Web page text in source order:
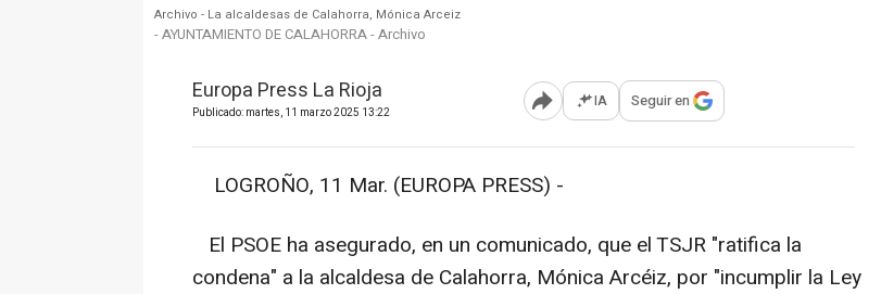
Archivo - La alcaldesas de Calahorra, Mónica Arceiz
- AYUNTAMIENTO DE CALAHORRA - Archivo
Europa Press La Rioja
Publicado: martes, 11 marzo 2025 13:22 Abrir opciones para compartir
IA Seguir en
LOGROÑO, 11 Mar. (EUROPA PRESS) -
El PSOE ha asegurado, en un comunicado, que el TSJR "ratifica la
condena" a la alcaldesa de Calahorra, Mónica Arcéiz, por "incumplir la Ley